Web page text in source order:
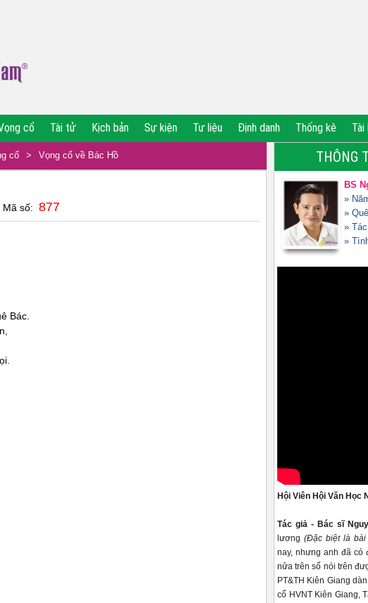
cổ Tài tử Kịch bản Sự kiện Tư liệu Định danh Thống kê Tài
cổ > Vọng cổ về Bác Hồ
Mã số: 877
Bác.
THÔNG
BS
»
»
»
»
Hội Viên Hội Văn Học
Tác giả - Bác sĩ
lương (Đặc biệt là bài
nay, nhưng anh đã có
nửa trên số nói trên
PT&TH Kiên Giang
cổ HVNT Kiên Giang,